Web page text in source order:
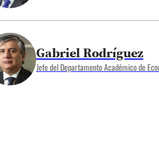
Gabriel Rodríguez
Jefe del Departamento Académico de